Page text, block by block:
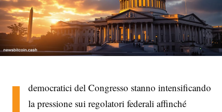
I
democratici del Congresso stanno intensificando
la pressione sui regolatori federali affinché